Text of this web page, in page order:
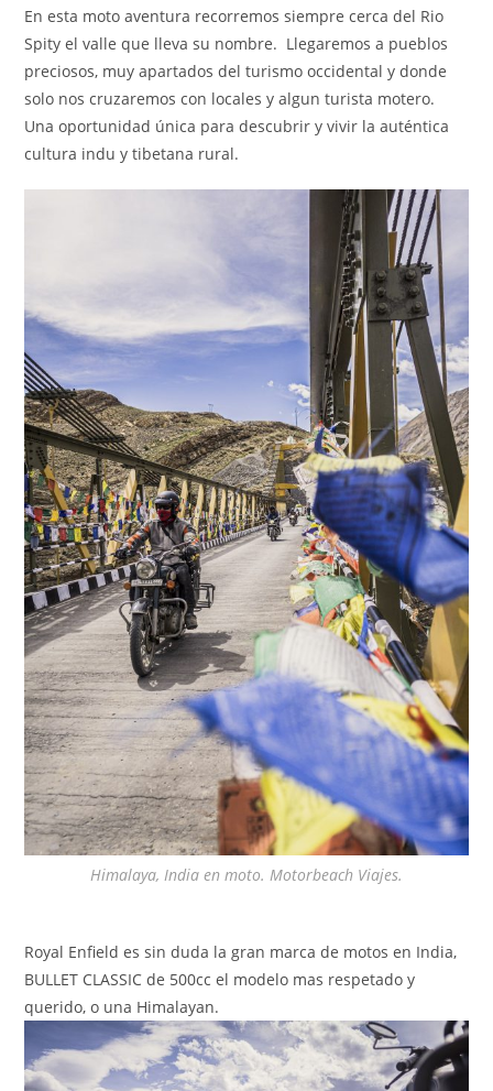
En esta moto aventura recorremos siempre cerca del Rio
Spity el valle que lleva su nombre. Llegaremos a pueblos
preciosos, muy apartados del turismo occidental y donde
solo nos cruzaremos con locales y algun turista motero.
Una oportunidad única para descubrir y vivir la auténtica
cultura indu y tibetana rural.
Himalaya, India en moto. Motorbeach Viajes.
Royal Enfield es sin duda la gran marca de motos en India,
BULLET CLASSIC de 500cc el modelo mas respetado y
querido, o una Himalayan.